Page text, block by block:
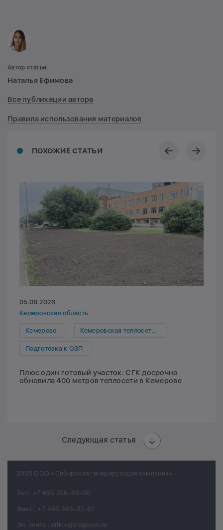
ПОХОЖИЕ СТАТЬИ
05.08.2026
Кемеровская область
Кемерово Кемеровская теплосетевая компания
Подготовка к ОЗП
Плюс один готовый участок: СГК досрочно
обновила 400 метров теплосети в Кемерове
Следующая статья
Автор статьи:
Наталья Ефимова
Все публикации автора
Правила использования материалов
2026 ООО «Сибирская генерирующая компания»
Тел.: +7 495 258-83-00
Факс.: +7 495 363-27-81
Эл. почта.: office@sibgenco.ru